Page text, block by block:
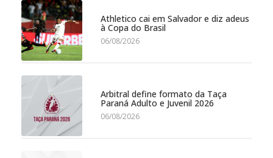
Athletico cai em Salvador e diz adeus
à Copa do Brasil
06/08/2026
Arbitral define formato da Taça
Paraná Adulto e Juvenil 2026
06/08/2026